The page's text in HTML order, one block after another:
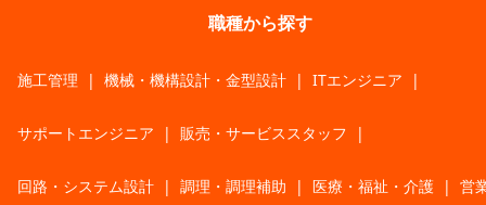
職種から探す
施工管理 | 機械・機構設計・金型設計 | ITエンジニア |
サポートエンジニア | 販売・サービススタッフ |
回路・システム設計 | 調理・調理補助 | 医療・福祉・介護 | 営